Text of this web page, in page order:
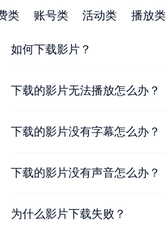
类 账号类 活动类 播放类
如何下载影片？
下载的影片无法播放怎么办？
下载的影片没有字幕怎么办？
下载的影片没有声音怎么办？
为什么影片下载失败？